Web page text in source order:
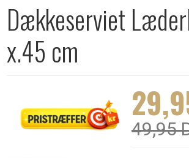
Dækkeserviet
x.45 cm
49,95